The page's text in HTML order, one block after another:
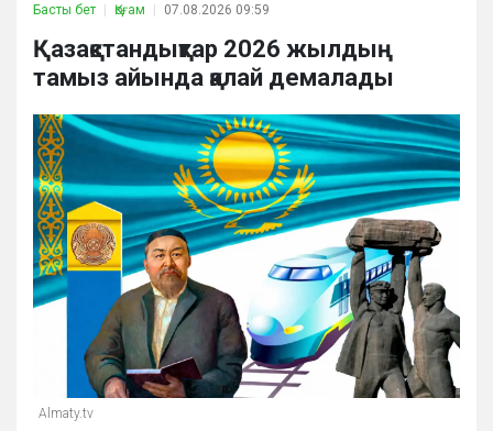
Басты бет Қоғам 07.08.2026 09:59
Қазақстандықтар 2026 жылдың
тамыз айында қалай демалады
Almaty.tv